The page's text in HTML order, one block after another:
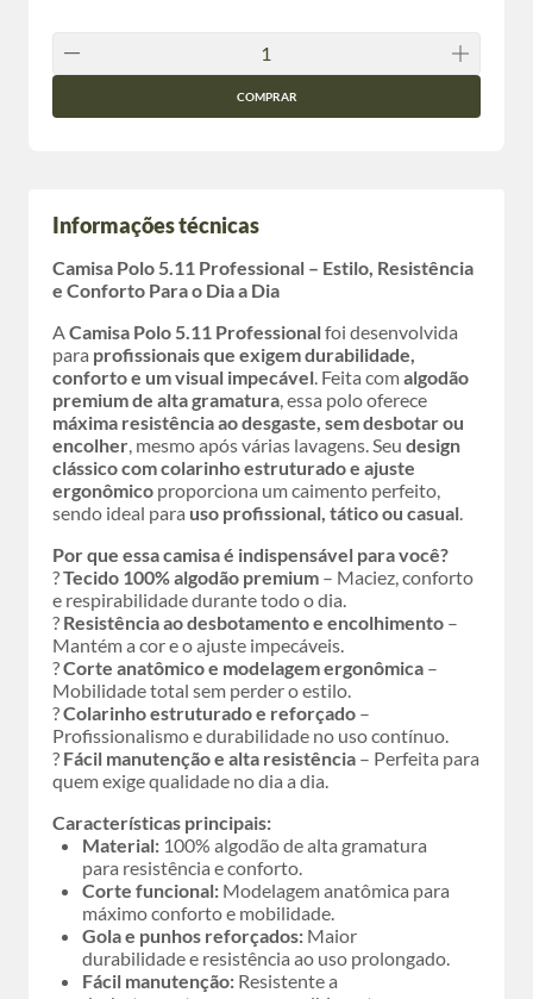
COMPRAR
Informações técnicas
Camisa Polo 5.11 Professional – Estilo, Resistência
e Conforto Para o Dia a Dia
ACamisa Polo 5.11 Professionalfoi desenvolvida
para profissionais que exigem durabilidade,
conforto e um visual impecável. Feita comalgodão
premium de alta gramatura, essa polo oferece
máxima resistência ao desgaste, sem desbotar ou
encolher, mesmo após várias lavagens. Seu design
clássico com colarinho estruturado e ajuste
ergonômico proporciona um caimento perfeito,
sendo ideal para uso profissional, tático ou casual.
Por que essa camisa é indispensável para você?
?Tecido 100% algodão premium – Maciez, conforto
e respirabilidade durante todo o dia.
? Resistência ao desbotamento e encolhimento –
Mantém a cor e o ajuste impecáveis.
?Corte anatômico e modelagem ergonômica –
Mobilidade total sem perder o estilo.
?Colarinho estruturado e reforçado –
Profissionalismo e durabilidade no uso contínuo.
? Fácil manutenção e alta resistência – Perfeita para
quem exige qualidade no dia a dia.
Características principais:
Material: 100% algodão de alta gramatura
para resistência e conforto.
Corte funcional: Modelagem anatômica para
máximo conforto e mobilidade.
Gola e punhos reforçados: Maior
durabilidade e resistência ao uso prolongado.
Fácil manutenção: Resistente a